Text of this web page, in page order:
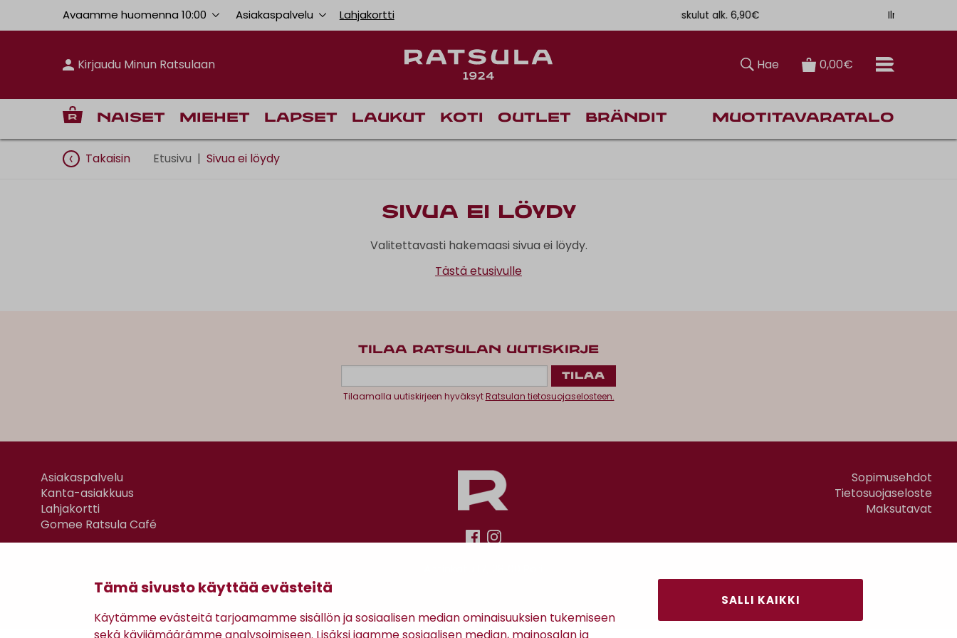
Tämä sivusto käyttää evästeitä
Käytämme evästeitä tarjoamamme sisällön ja sosiaalisen median ominaisuuksien tukemiseen
SALLI KAIKKI
Avaamme huomenna 10:00 Asiakaspalvelu Lahjakortti Toimituskulut alk. 6,90€ Ilmainen toimitus
Kirjaudu Minun Ratsulaan Hae 0,00€
Naiset Miehet Lapset Laukut Koti Outlet Brändit Muotitavaratalo
Takaisin Etusivu | Sivua ei löydy
Sivua ei löydy
Valitettavasti hakemaasi sivua ei löydy.
Tästä etusivulle
TILAA RATSULAN UUTISKIRJE
Tilaamalla uutiskirjeen hyväksytRatsulan tietosuojaselosteen.
Asiakaspalvelu
Kanta-asiakkuus
Lahjakortti
Gomee Ratsula Café
Sopimusehdot
Tietosuojaseloste
Maksutavat